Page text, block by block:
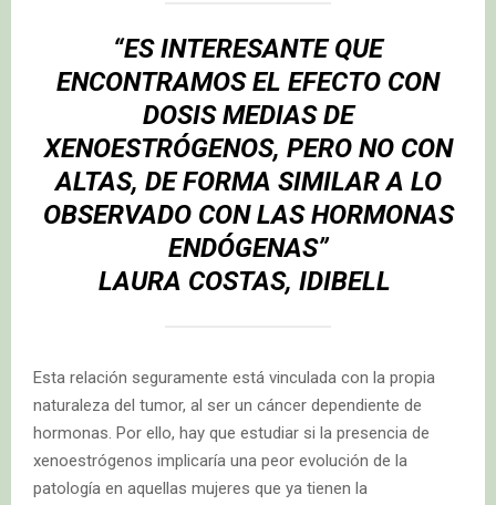
“ES INTERESANTE QUE
ENCONTRAMOS EL EFECTO CON
DOSIS MEDIAS DE
XENOESTRÓGENOS, PERO NO CON
ALTAS, DE FORMA SIMILAR A LO
OBSERVADO CON LAS HORMONAS
ENDÓGENAS”
LAURA COSTAS, IDIBELL
Esta relación seguramente está vinculada con la propia
naturaleza del tumor, al ser un cáncer dependiente de
hormonas. Por ello, hay que estudiar si la presencia de
xenoestrógenos implicaría una peor evolución de la
patología en aquellas mujeres que ya tienen la